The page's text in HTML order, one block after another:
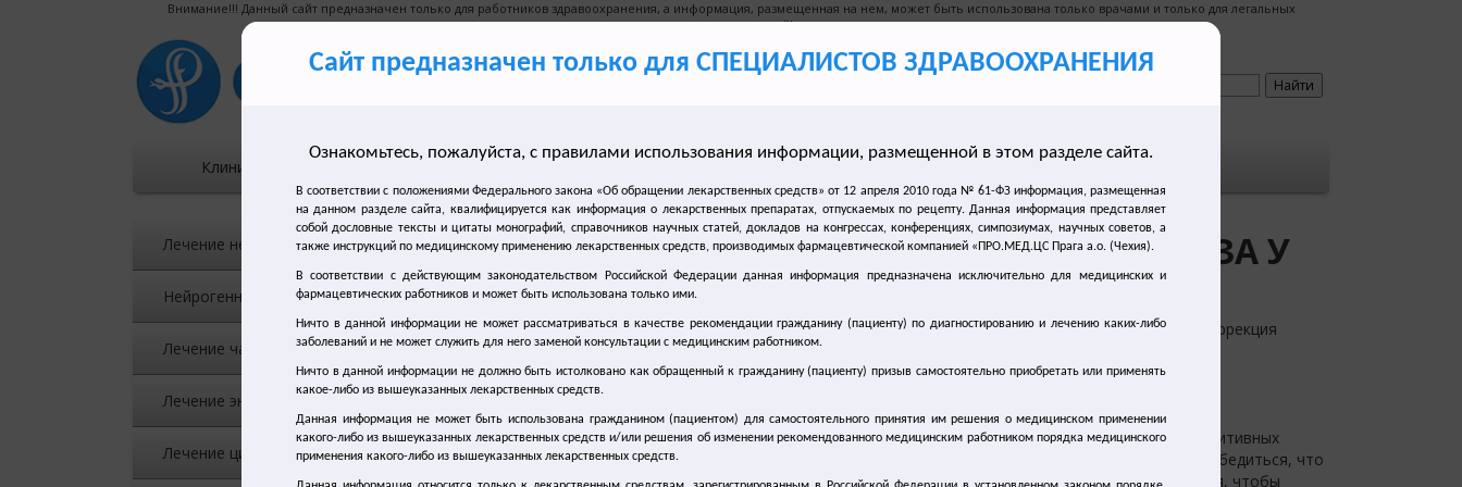
Внимание!!! Данный сайт предназначен только для работников здравоохранения, а информация, размещенная на нем, может быть использована только врачами и только для легальных
медицинских целей!
Сайт для врачей о лечении синдрома
Клиническое течение Новости Статьи
Лечение недержания мочи
Нейрогенный мочевой пузырь
Лечение частого мочеиспускания
Лечение энуреза
Лечение цистита
Главная | Лечение энуреза | Современные методы лечения энуреза у детей
СОВРЕМЕННЫЕ МЕТОДЫ ЛЕЧЕНИЯ ЭНУРЕЗА У
ДЕТЕЙ
В последние годы наиболее эффективными считаются 2 основныхнаправления лечения энуреза
: коррекция
поведения ребенка и применение фармакологических препаратов.
Мотивационная терапия. Данный методлечения недержания мочиоснован на установлении позитивных
взаимоотношений между ребенком и родителями. Прежде чем начать борьбу с энурезом, следует убедиться, что
малыш сам действительно хочет избавиться от данной проблемы. Необходимо создать все условия, чтобы
Сайт предназначен только для СПЕЦИАЛИСТОВ ЗДРАВООХРАНЕНИЯ
Ознакомьтесь, пожалуйста, с правилами использования информации, размещенной в этом разделе сайта.
В соответствии с положениями Федерального закона «Об обращении лекарственных средств» от 12 апреля 2010 года № 61-ФЗ информация, размещенная
на данном разделе сайта, квалифицируется как информация о лекарственных препаратах, отпускаемых по рецепту. Данная информация представляет
собой дословные тексты и цитаты монографий, справочников научных статей, докладов на конгрессах, конференциях, симпозиумах, научных советов, а
также инструкций по медицинскому применению лекарственных средств, производимых фармацевтической компанией «ПРО.МЕД.ЦС Прага а.о. (Чехия).
В соответствии с действующим законодательством Российской Федерации данная информация предназначена исключительно для медицинских и
фармацевтических работников и может быть использована только ими.
Ничто в данной информации не может рассматриваться в качестве рекомендации гражданину (пациенту) по диагностированию и лечению каких-либо
заболеваний и не может служить для него заменой консультации с медицинским работником.
Ничто в данной информации не должно быть истолковано как обращенный к гражданину (пациенту) призыв самостоятельно приобретать или применять
какое-либо из вышеуказанных лекарственных средств.
Данная информация не может быть использована гражданином (пациентом) для самостоятельного принятия им решения о медицинском применении
какого-либо из вышеуказанных лекарственных средств и/или решения об изменении рекомендованного медицинским работником порядка медицинского
применения какого-либо из вышеуказанных лекарственных средств.